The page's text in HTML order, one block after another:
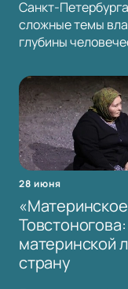
Санкт-
сложные темы
глубины
28 июня
материнской
страну